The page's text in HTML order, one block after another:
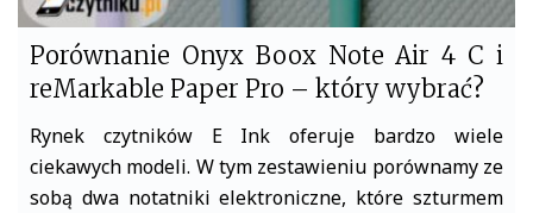
Porównanie Onyx Boox Note Air 4 C i
reMarkable Paper Pro – który wybrać?
Rynek czytników E Ink oferuje bardzo wiele
ciekawych modeli. W tym zestawieniu porównamy ze
sobą dwa notatniki elektroniczne, które szturmem